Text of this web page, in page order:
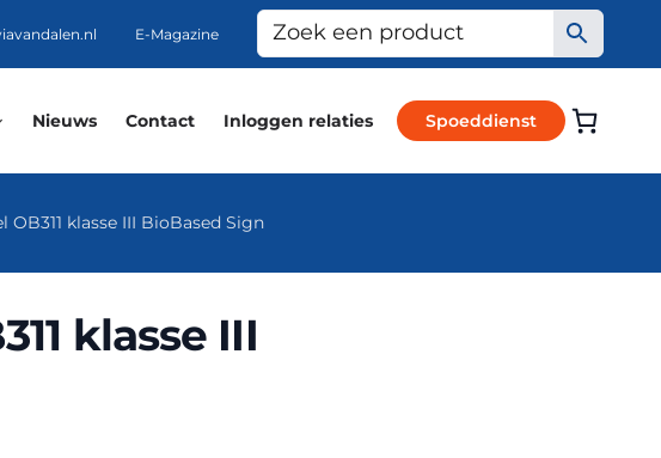
E-Magazine
Nieuws Contact Inloggen relaties Spoeddienst
OB311 klasse III BioBased Sign
klasse III